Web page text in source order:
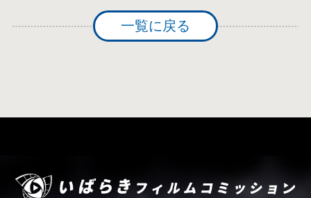
一覧に戻る